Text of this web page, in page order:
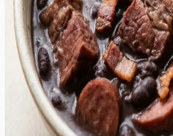
kuni krõmpsuvate
segunevad küüslaugu ja sibula
umami-rikka terviku, mis soojendab
külmemal talveõhtul. Serveerimisel
apelsiniviilud toovad esile vajaliku
tsitruselise värskuse, mis
rammusust. See on suurepärane
koosviibimisteks, kus soovitakse
erilist ja meeldejäävat. Roa aroom,
hautamisprotsessi vältel, kutsub
lauda ootama.